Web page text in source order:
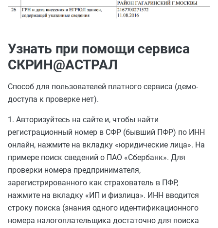
Узнать при помощи сервиса
СКРИН@АСТРАЛ
Способ для пользователей платного сервиса (демо-
доступа к проверке нет).
1. Авторизуйтесь на сайте и, чтобы найти
регистрационный номер в СФР (бывший ПФР) по ИНН
онлайн, нажмите на вкладку «юридические лица». На
примере поиск сведений о ПАО «Сбербанк». Для
проверки номера предпринимателя,
зарегистрированного как страхователь в ПФР,
нажмите на вкладку «ИП и физлица». ИНН вводится
строку поиска (знания одного идентификационного
номера налогоплательщика достаточно для поиска